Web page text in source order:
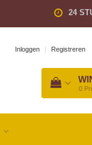
24
Inloggen | Registreren
0